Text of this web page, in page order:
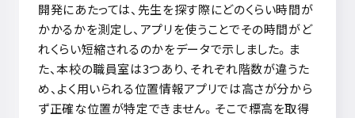
開発にあたっては、先生を探す際にどのくらい時間が
かかるかを測定し、アプリを使うことでその時間がど
れくらい短縮されるのかをデータで示しました。ま
た、本校の職員室は3つあり、それぞれ階数が違うた
め、よく用いられる位置情報アプリでは高さが分から
ず正確な位置が特定できません。そこで標高を取得